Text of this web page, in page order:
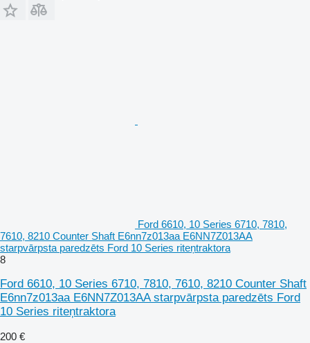
Ford 6610, 10 Series 6710, 7810,
7610, 8210 Counter Shaft E6nn7z013aa E6NN7Z013AA
starpvārpsta paredzēts Ford 10 Series riteņtraktora
8
Ford 6610, 10 Series 6710, 7810, 7610, 8210 Counter Shaft
E6nn7z013aa E6NN7Z013AA starpvārpsta paredzēts Ford
10 Series riteņtraktora
200 €